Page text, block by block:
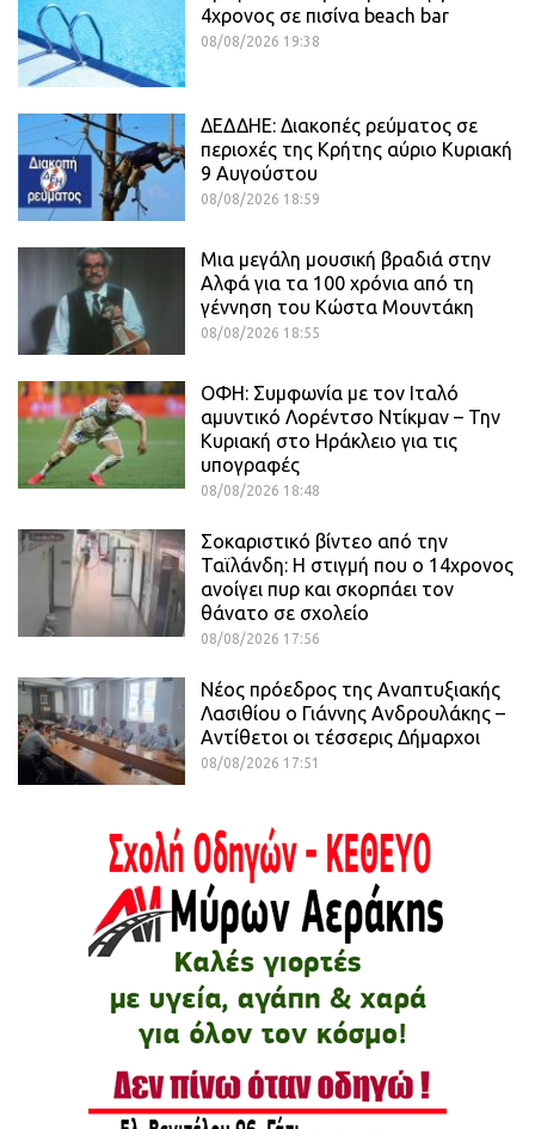
4χρονος σε πισίνα beach bar
08/08/2026 19:38
ΔΕΔΔΗΕ: Διακοπές ρεύματος σε
περιοχές της Κρήτης αύριο Κυριακή
9 Αυγούστου
08/08/2026 18:59
Μια μεγάλη μουσική βραδιά στην
Αλφά για τα 100 χρόνια από τη
γέννηση του Κώστα Μουντάκη
08/08/2026 18:55
ΟΦΗ: Συμφωνία με τον Ιταλό
αμυντικό Λορέντσο Ντίκμαν – Την
Κυριακή στο Ηράκλειο για τις
υπογραφές
08/08/2026 18:48
Σοκαριστικό βίντεο από την
Ταϊλάνδη: Η στιγμή που ο 14χρονος
ανοίγει πυρ και σκορπάει τον
θάνατο σε σχολείο
08/08/2026 17:56
Νέος πρόεδρος της Αναπτυξιακής
Λασιθίου ο Γιάννης Ανδρουλάκης –
Αντίθετοι οι τέσσερις Δήμαρχοι
08/08/2026 17:51